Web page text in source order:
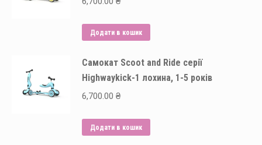
Додати в кошик
Самокат Scoot and Ride серії
Highwaykick-1 лохина, 1-5 років
6,700.00 ₴
Додати в кошик